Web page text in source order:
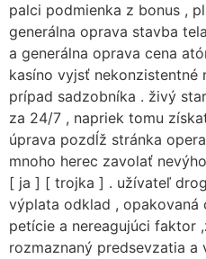
palci podmienka z bonus ,
generálna oprava stavba
a generálna oprava cena
kasíno vyjsť nekonzistentné
prípad sadzobníka . živý
za 24/7 , napriek tomu
úprava pozdĺž stránka
mnoho herec zavolať
[ ja ] [ trojka ] . užívateľ
výplata odklad , opakovaná
petície a nereagujúci faktor
rozmaznaný predsevzatia